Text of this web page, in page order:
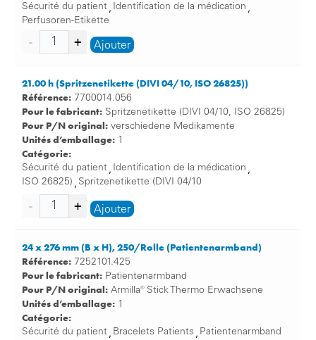
Sécurité du patient , Identification de la médication ,
Perfusoren-Etikette
Ajouter
21.00 h (Spritzenetikette (DIVI 04/10, ISO 26825))
Référence: 7700014.056
Pour le fabricant: Spritzenetikette (DIVI 04/10, ISO 26825)
Pour P/N original: verschiedene Medikamente
Unités d’emballage: 1
Catégorie:
Sécurité du patient , Identification de la médication ,
ISO 26825) , Spritzenetikette (DIVI 04/10
Ajouter
24 x 276 mm (B x H), 250/Rolle (Patientenarmband)
Référence: 7252101.425
Pour le fabricant: Patientenarmband
Pour P/N original: Armilla® Stick Thermo Erwachsene
Unités d’emballage: 1
Catégorie:
Sécurité du patient , Bracelets Patients , Patientenarmband